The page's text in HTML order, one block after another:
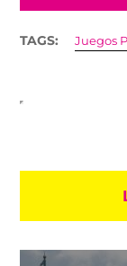
TAGS: Juegos